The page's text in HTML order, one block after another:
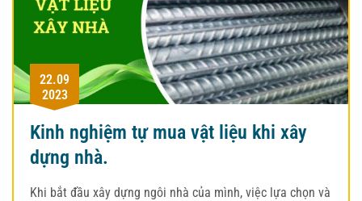
22.09
2023
Kinh nghiệm tự mua vật liệu khi xây
dựng nhà.
Khi bắt đầu xây dựng ngôi nhà của mình, việc lựa chọn và